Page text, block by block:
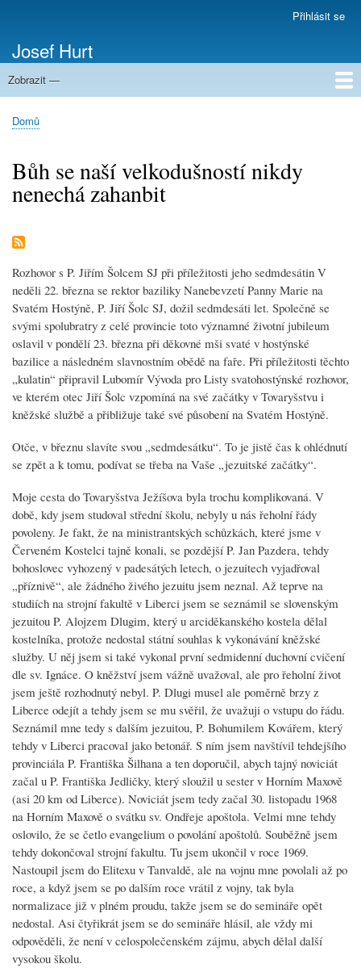
obsahu
uživatelského
účtu
Přihlásit se
Josef Hurt
Zobrazit —
Domů
Drobečková
Domů
Bůh se naší velkodušností nikdy
nenechá zahanbit
Rozhovor s P. Jiřím Šolcem SJ při příležitosti jeho sedmdesátin V
neděli 22. března se rektor baziliky Nanebevzetí Panny Marie na
Svatém Hostýně, P. Jiří Šolc SJ, dožil sedmdesáti let. Společně se
svými spolubratry z celé provincie toto významné životní jubileum
oslavil v pondělí 23. března při děkovné mši svaté v hostýnské
bazilice a následném slavnostním obědě na faře. Při příležitosti těchto
„kulatin“ připravil Lubomír Vývoda pro Listy svatohostýnské rozhovor,
ve kterém otec Jiří Šolc vzpomíná na své začátky v Tovaryšstvu i
kněžské službě a přibližuje také své působení na Svatém Hostýně.
Otče, v březnu slavíte svou „sedmdesátku“. To je jistě čas k ohlédnutí
se zpět a k tomu, podívat se třeba na Vaše „jezuitské začátky“.
Moje cesta do Tovaryšstva Ježíšova byla trochu komplikovaná. V
době, kdy jsem studoval střední školu, nebyly u nás řeholní řády
povoleny. Je fakt, že na ministrantských schůzkách, které jsme v
Červeném Kostelci tajně konali, se pozdější P. Jan Pazdera, tehdy
bohoslovec vyhozený v padesátých letech, o jezuitech vyjadřoval
„příznivě“, ale žádného živého jezuitu jsem neznal. Až teprve na
studiích na strojní fakultě v Liberci jsem se seznámil se slovenským
jezuitou P. Alojzem Dlugim, který u arciděkanského kostela dělal
kostelníka, protože nedostal státní souhlas k vykonávání kněžské
služby. U něj jsem si také vykonal první sedmidenní duchovní cvičení
dle sv. Ignáce. O kněžství jsem vážně uvažoval, ale pro řeholní život
jsem ještě rozhodnutý nebyl. P. Dlugi musel ale poměrně brzy z
Liberce odejít a tehdy jsem se mu svěřil, že uvažuji o vstupu do řádu.
Seznámil mne tedy s dalším jezuitou, P. Bohumilem Kovářem, který
tehdy v Liberci pracoval jako betonář. S ním jsem navštívil tehdejšího
provinciála P. Františka Šilhana a ten doporučil, abych tajný noviciát
začal u P. Františka Jedličky, který sloužil u sester v Horním Maxově
(asi 20 km od Liberce). Noviciát jsem tedy začal 30. listopadu 1968
na Horním Maxově o svátku sv. Ondřeje apoštola. Velmi mne tehdy
oslovilo, že se četlo evangelium o povolání apoštolů. Souběžně jsem
tehdy dokončoval strojní fakultu. Tu jsem ukončil v roce 1969.
Nastoupil jsem do Elitexu v Tanvaldě, ale na vojnu mne povolali až po
roce, a když jsem se po dalším roce vrátil z vojny, tak byla
normalizace již v plném proudu, takže jsem se do semináře opět
nedostal. Asi čtyřikrát jsem se do semináře hlásil, ale vždy mi
odpověděli, že není v celospolečenském zájmu, abych dělal další
vysokou školu.